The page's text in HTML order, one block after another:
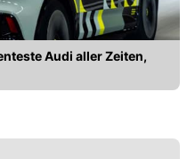
Audi aller Zeiten,